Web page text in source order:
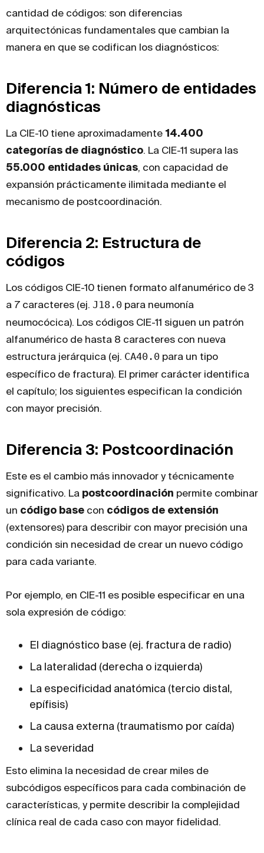
cantidad de códigos: son diferencias
arquitectónicas fundamentales que cambian la
manera en que se codifican los diagnósticos:
Diferencia 1: Número de entidades
diagnósticas
La CIE-10 tiene aproximadamente 14.400
categorías de diagnóstico. La CIE-11 supera las
55.000 entidades únicas, con capacidad de
expansión prácticamente ilimitada mediante el
mecanismo de postcoordinación.
Diferencia 2: Estructura de
códigos
Los códigos CIE-10 tienen formato alfanumérico de 3
a 7 caracteres (ej. J18.0 para neumonía
neumocócica). Los códigos CIE-11 siguen un patrón
alfanumérico de hasta 8 caracteres con nueva
estructura jerárquica (ej. CA40.0 para un tipo
específico de fractura). El primer carácter identifica
el capítulo; los siguientes especifican la condición
con mayor precisión.
Diferencia 3: Postcoordinación
Este es el cambio más innovador y técnicamente
significativo. La postcoordinación permite combinar
un código base con códigos de extensión
(extensores) para describir con mayor precisión una
condición sin necesidad de crear un nuevo código
para cada variante.
Por ejemplo, en CIE-11 es posible especificar en una
sola expresión de código:
El diagnóstico base (ej. fractura de radio)
La lateralidad (derecha o izquierda)
La especificidad anatómica (tercio distal,
epífisis)
La causa externa (traumatismo por caída)
La severidad
Esto elimina la necesidad de crear miles de
subcódigos específicos para cada combinación de
características, y permite describir la complejidad
clínica real de cada caso con mayor fidelidad.